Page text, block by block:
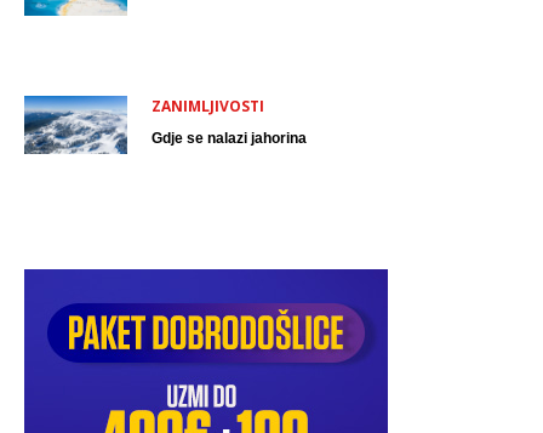
ZANIMLJIVOSTI
Gdje se nalazi jahorina